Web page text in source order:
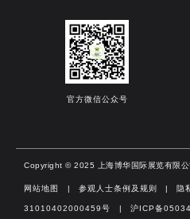
官方微信公众号
Copyright © 2025 上海博华国际展览有限公
网站地图 | 参观人士条例及规则 | 隐
31010402000459号​ | 沪ICP备